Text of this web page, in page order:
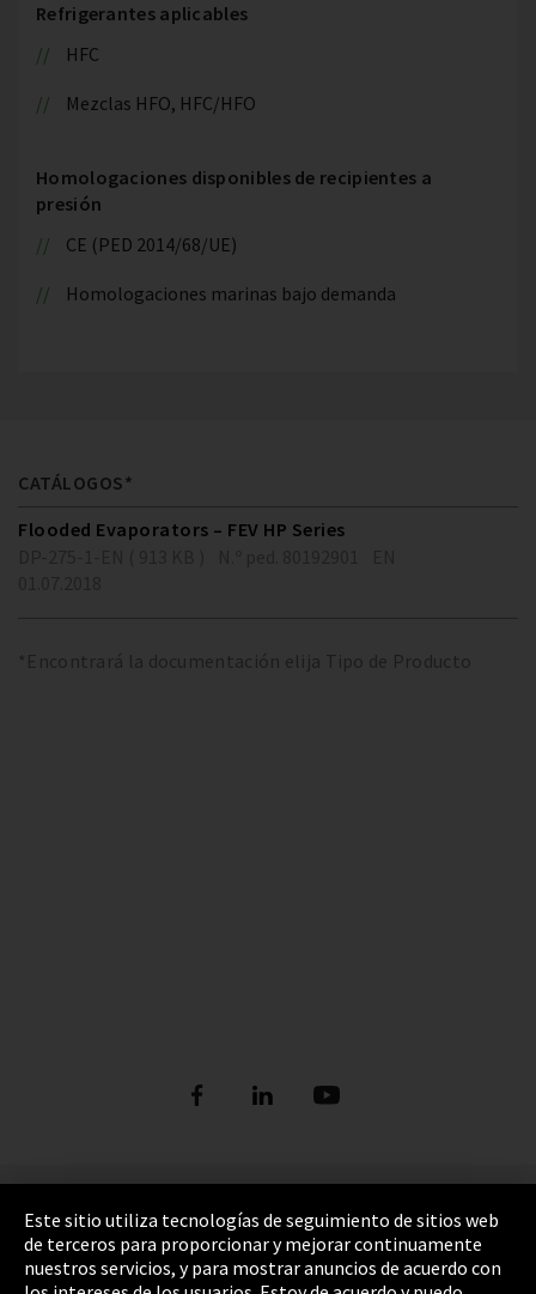
Refrigerantes aplicables
HFC
Mezclas HFO, HFC/HFO
Homologaciones disponibles de recipientes a
presión
CE (PED 2014/68/UE)
Homologaciones marinas bajo demanda
CATÁLOGOS*
Flooded Evaporators – FEV HP Series
*Encontrará la documentación elija Tipo de Producto
Pie de imprenta
Política de privacidad
Este sitio utiliza tecnologías de seguimiento de sitios web
de terceros para proporcionar y mejorar continuamente
nuestros servicios, y para mostrar anuncios de acuerdo con